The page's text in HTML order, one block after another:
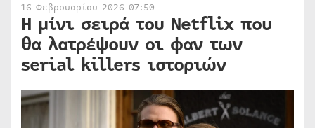
16 Φεβρουαρίου 2026 07:50
Η μίνι σειρά του Netflix που
θα λατρέψουν οι φαν των
serial killers ιστοριών